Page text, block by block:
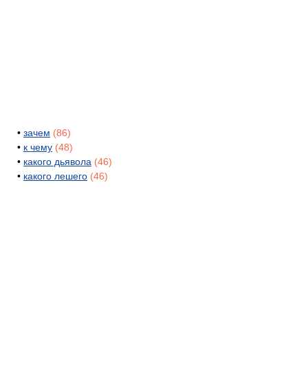
• зачем (86)
• к чему (48)
• какого дьявола (46)
• какого лешего (46)